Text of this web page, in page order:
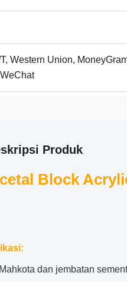
Western Union,
Produk
Block
:
Mahkota dan jembatan